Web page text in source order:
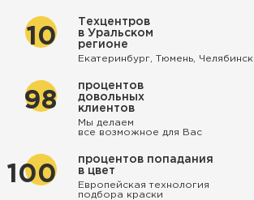
10
Техцентров
в Уральском
регионе
Екатеринбург, Тюмень, Челябинск
98
процентов
довольных
клиентов
Мы делаем
все возможное для Вас
100
процентов попадания
в цвет
Европейская технология
подбора краски